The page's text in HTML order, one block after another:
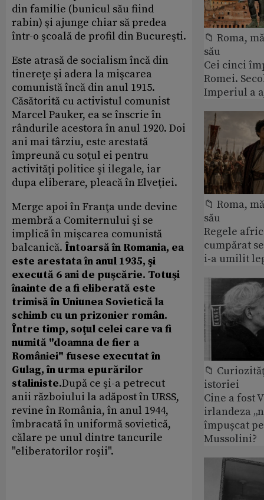
din familie (bunicul său fiind
rabin) şi ajunge chiar să predea
într-o şcoală de profil din Bucureşti.
Este atrasă de socialism încă din
tinereţe şi adera la mişcarea
comunistă încă din anul 1915.
Căsătorită cu activistul comunist
Marcel Pauker, ea se înscrie în
rândurile acestora în anul 1920. Doi
ani mai târziu, este arestată
împreună cu soţul ei pentru
activităţi politice şi ilegale, iar
dupa eliberare, pleacă în Elveţiei.
Merge apoi în Franţa unde devine
membră a Comiternului şi se
implică în mişcarea comunistă
balcanică. Întoarsă în Romania, ea
este arestata în anul 1935, şi
execută 6 ani de puşcărie. Totuşi
înainte de a fi eliberată este
trimisă în Uniunea Sovietică la
schimb cu un prizonier român.
Între timp, soţul celei care va fi
numită "doamna de fier a
României" fusese executat în
Gulag, în urma epurărilor
staliniste.După ce şi-a petrecut
anii războiului la adăpost în URSS,
revine în România, în anul 1944,
îmbracată în uniformă sovietică,
călare pe unul dintre tancurile
"eliberatorilor roşii".
📁 Roma,
său
Cei cinci
Romei.
Imperiul a
📁 Roma,
său
Regele
cumpărat
i-a umilit
📁
istoriei
Cine a fost
irlandeza
împușcat
Mussolini?